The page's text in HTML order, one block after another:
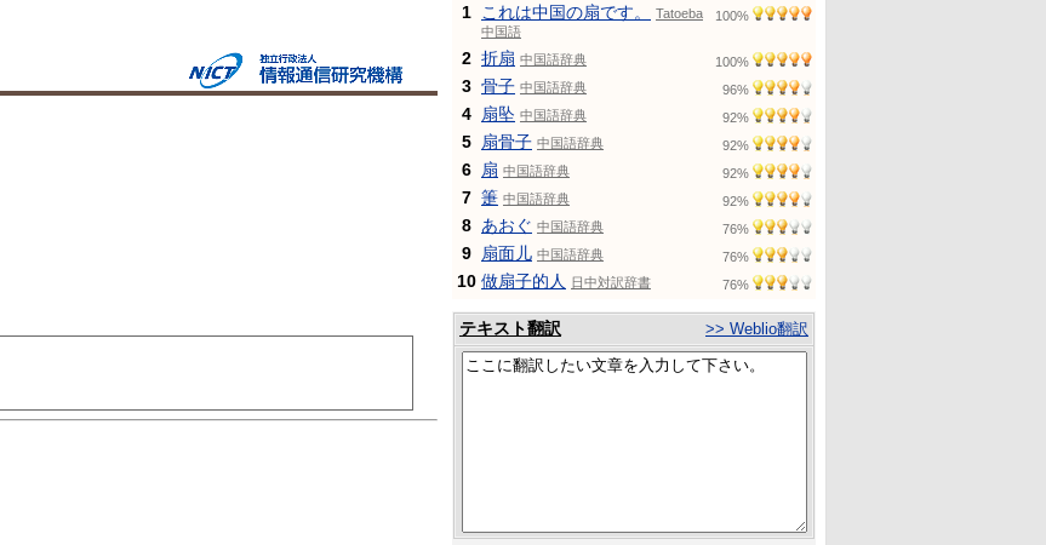
1
これは中国の扇です。
Tatoeba
中国語
100%
2 折扇 中国語辞典 100%
3 骨子 中国語辞典 96%
4 扇坠 中国語辞典 92%
5 扇骨子 中国語辞典 92%
6 扇 中国語辞典 92%
7 箑 中国語辞典 92%
8 あおぐ 中国語辞典 76%
9 扇面儿 中国語辞典 76%
10 做扇子的人 日中対訳辞書 76%
テキスト翻訳 >> Weblio翻訳